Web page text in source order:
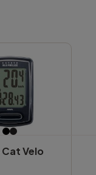
Cat Velo